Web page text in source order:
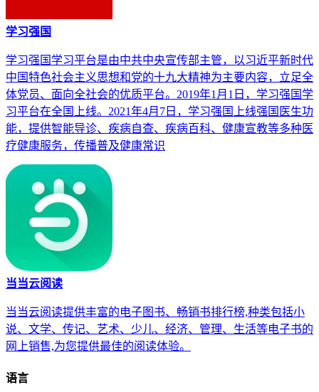
学习强国
学习强国学习平台是由中共中央宣传部主管，以习近平新时代
中国特色社会主义思想和党的十九大精神为主要内容，立足全
体党员、面向全社会的优质平台。2019年1月1日，学习强国学
习平台在全国上线。2021年4月7日，学习强国上线强国医生功
能，提供智能导诊、疾病自查、疾病百科、健康宣教等多种医
疗健康服务，传播普及健康常识
当当云阅读
当当云阅读提供丰富的电子图书、畅销书排行榜,种类包括小
说、文学、传记、艺术、少儿、经济、管理、生活等电子书的
网上销售,为您提供最佳的阅读体验。
语言